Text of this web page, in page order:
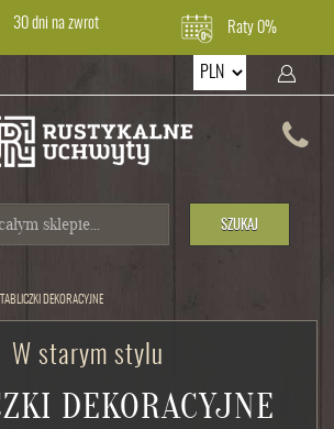
30 dni na zwrot Raty 0%
SZUKAJ
TABLICZKI DEKORACYJNE
W starym stylu
DEKORACYJNE